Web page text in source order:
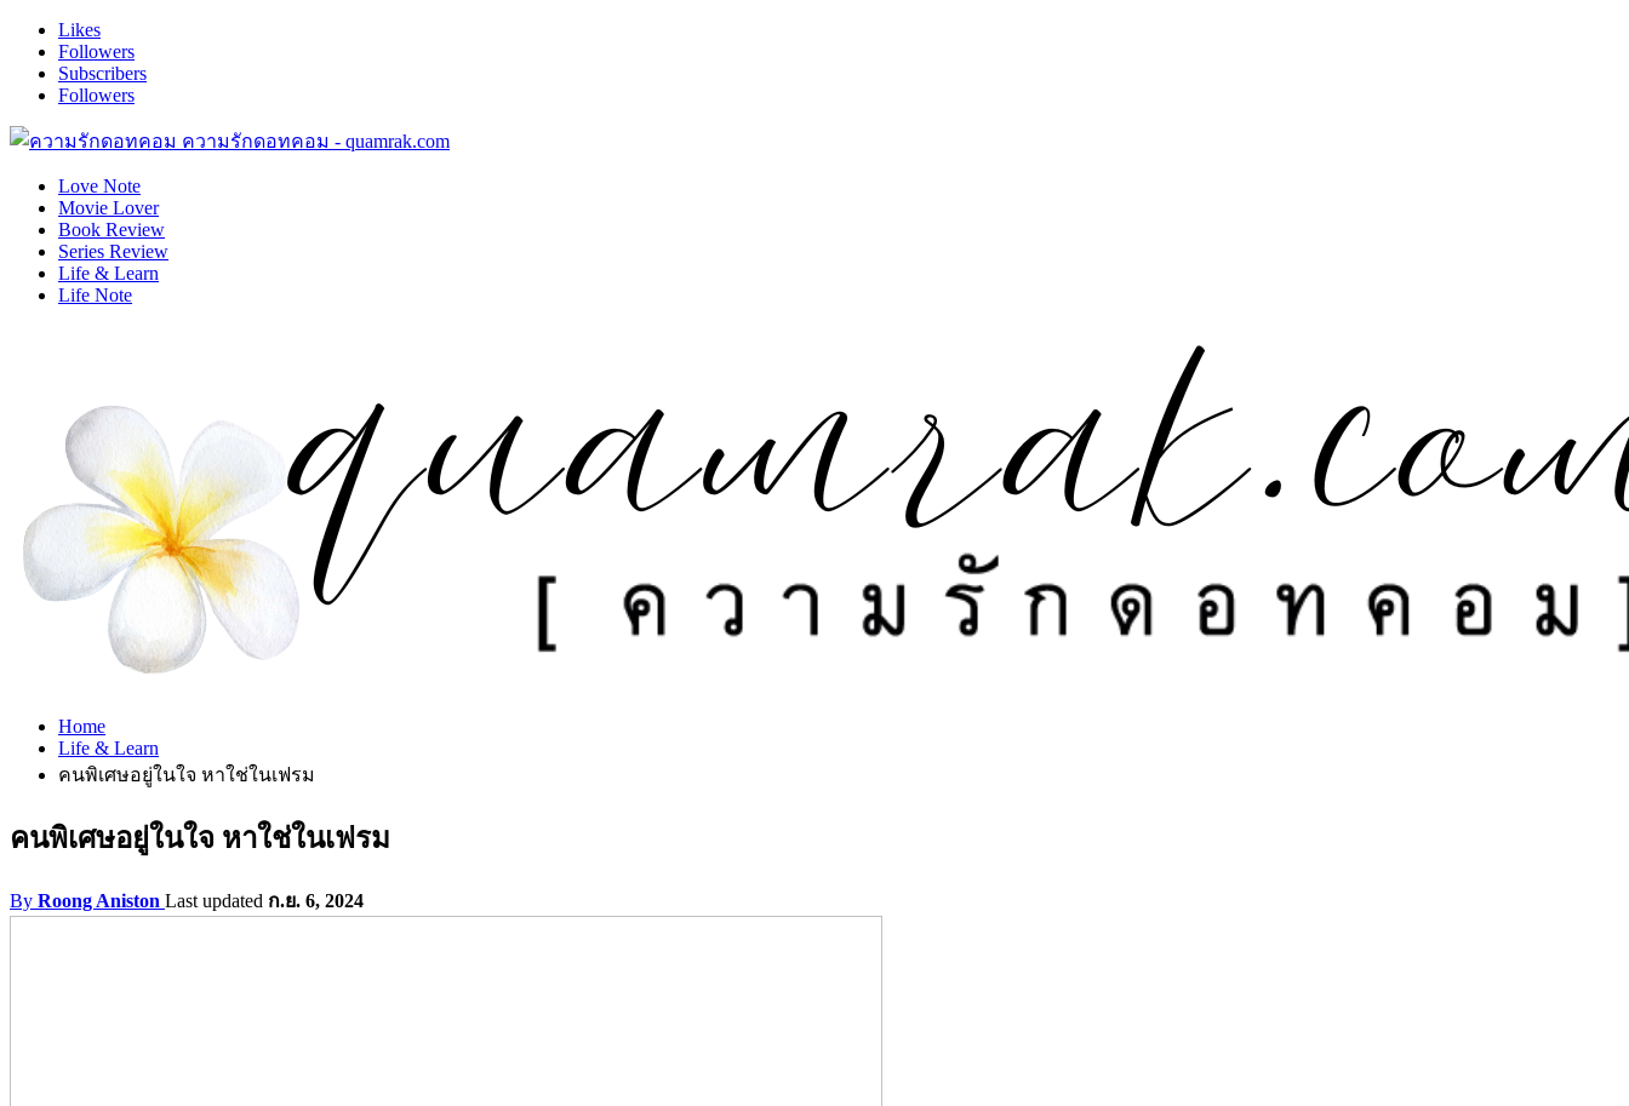
Likes
Followers
Subscribers
Followers
ความรักดอทคอม - quamrak.com
Love Note
Movie Lover
Book Review
Series Review
Life & Learn
Life Note
Home
Life & Learn
คนพิเศษอยู่ในใจ หาใช่ในเฟรม
คนพิเศษอยู่ในใจ หาใช่ในเฟรม
By Roong Aniston Last updated ก.ย. 6, 2024